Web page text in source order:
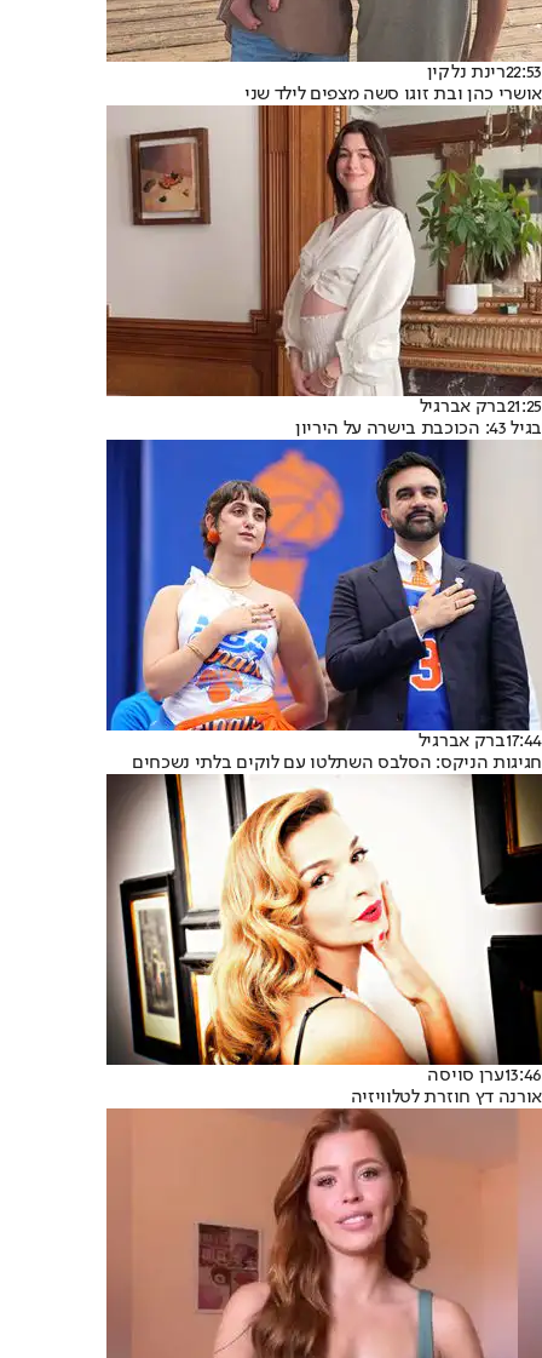
22:53רינת נלקין
אושרי כהן ובת זוגו סשה מצפים לילד שני
21:25ברק אברגיל
בגיל 43: הכוכבת בישרה על היריון
17:44ברק אברגיל
חגיגות הניקס: הסלבס השתלטו עם לוקים בלתי נשכחים
13:46ערן סויסה
אורנה דץ חוזרת לטלוויזיה